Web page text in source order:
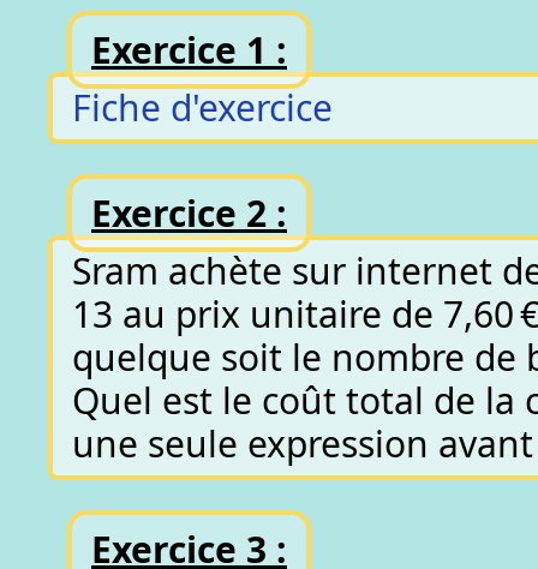
Exercice 1 :
Fiche d'exercice
Exercice 2 :
Sram achète sur internet
13 au prix unitaire de 7,60
quelque soit le nombre de
Quel est le coût total de la
une seule expression
Exercice 3 :